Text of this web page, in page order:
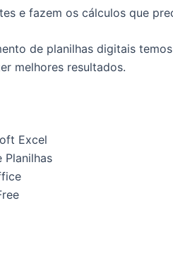
e fazem os cálculos que
de planilhas digitais
melhores resultados.
Excel
Planilhas